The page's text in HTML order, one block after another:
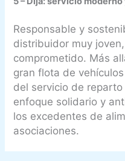
Responsable y
distribuidor muy
comprometido. Más
gran flota de
del servicio de
enfoque solidario y
los excedentes de
asociaciones.